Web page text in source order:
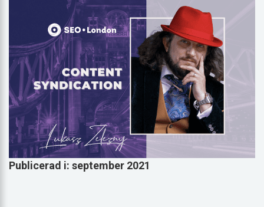
Publicerad i: september 2021